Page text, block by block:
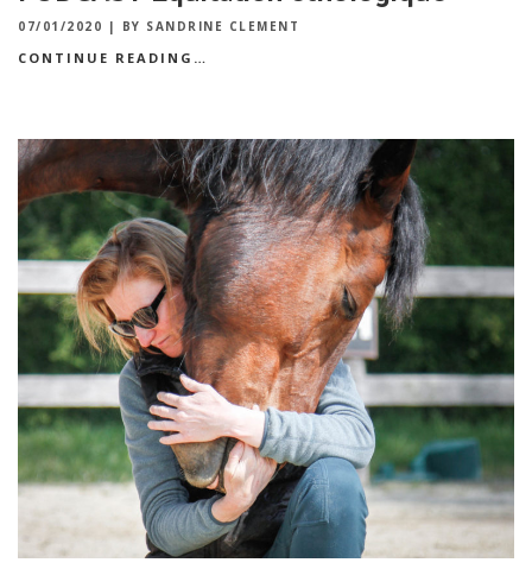
07/01/2020 | BY SANDRINE CLEMENT
CONTINUE READING…